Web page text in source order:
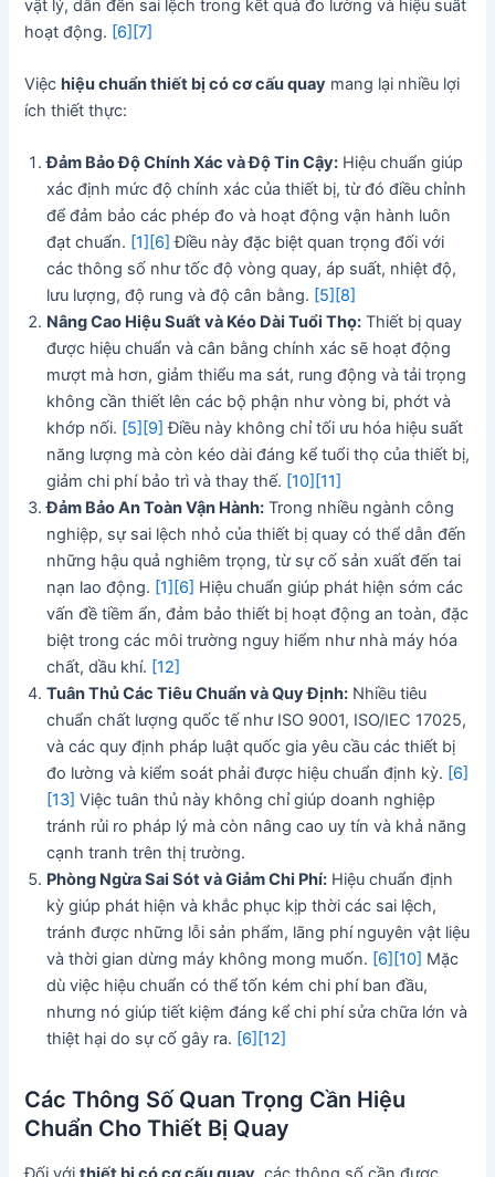
vật lý, dẫn đến sai lệch trong kết quả đo lường và hiệu suất
hoạt động. [6] [7]
Việchiệu chuẩn thiết bị có cơ cấu quay mang lại nhiều lợi
ích thiết thực:
Đảm Bảo Độ Chính Xác và Độ Tin Cậy: Hiệu chuẩn giúp
xác định mức độ chính xác của thiết bị, từ đó điều chỉnh
để đảm bảo các phép đo và hoạt động vận hành luôn
đạt chuẩn. [1] [6] Điều này đặc biệt quan trọng đối với
các thông số như tốc độ vòng quay, áp suất, nhiệt độ,
lưu lượng, độ rung và độ cân bằng. [5] [8]
Nâng Cao Hiệu Suất và Kéo Dài Tuổi Thọ: Thiết bị quay
được hiệu chuẩn và cân bằng chính xác sẽ hoạt động
mượt mà hơn, giảm thiểu ma sát, rung động và tải trọng
không cần thiết lên các bộ phận như vòng bi, phớt và
khớp nối. [5] [9] Điều này không chỉ tối ưu hóa hiệu suất
năng lượng mà còn kéo dài đáng kể tuổi thọ của thiết bị,
giảm chi phí bảo trì và thay thế. [10] [11]
Đảm Bảo An Toàn Vận Hành: Trong nhiều ngành công
nghiệp, sự sai lệch nhỏ của thiết bị quay có thể dẫn đến
những hậu quả nghiêm trọng, từ sự cố sản xuất đến tai
nạn lao động. [1] [6] Hiệu chuẩn giúp phát hiện sớm các
vấn đề tiềm ẩn, đảm bảo thiết bị hoạt động an toàn, đặc
biệt trong các môi trường nguy hiểm như nhà máy hóa
chất, dầu khí. [12]
Tuân Thủ Các Tiêu Chuẩn và Quy Định: Nhiều tiêu
chuẩn chất lượng quốc tế như ISO 9001, ISO/IEC 17025,
và các quy định pháp luật quốc gia yêu cầu các thiết bị
đo lường và kiểm soát phải được hiệu chuẩn định kỳ. [6]
[13] Việc tuân thủ này không chỉ giúp doanh nghiệp
tránh rủi ro pháp lý mà còn nâng cao uy tín và khả năng
cạnh tranh trên thị trường.
Phòng Ngừa Sai Sót và Giảm Chi Phí: Hiệu chuẩn định
kỳ giúp phát hiện và khắc phục kịp thời các sai lệch,
tránh được những lỗi sản phẩm, lãng phí nguyên vật liệu
và thời gian dừng máy không mong muốn. [6] [10] Mặc
dù việc hiệu chuẩn có thể tốn kém chi phí ban đầu,
nhưng nó giúp tiết kiệm đáng kể chi phí sửa chữa lớn và
thiệt hại do sự cố gây ra. [6] [12]
Các Thông Số Quan Trọng Cần Hiệu
Chuẩn Cho Thiết Bị Quay